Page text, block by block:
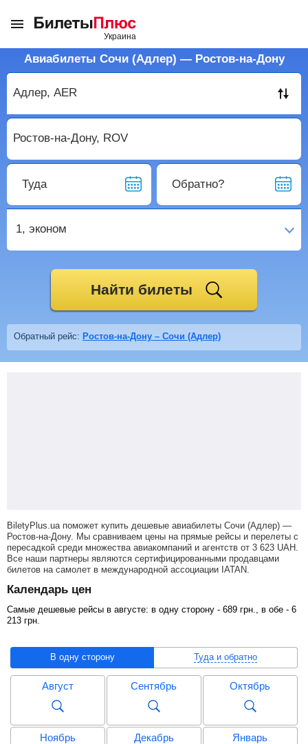
Авиабилеты Сочи (Адлер) — Ростов-на-Дону
Туда Обратно?
1, эконом
Найти билеты
Обратный рейс: Ростов-на-Дону – Сочи (Адлер)
BiletyPlus.ua поможет купить дешевые авиабилеты Сочи (Адлер) —
Ростов-на-Дону. Мы сравниваем цены на прямые рейсы и перелеты с
пересадкой среди множества авиакомпаний и агентств от 3 623 UAH
Все наши партнеры являются сертифицированными продавцами
билетов на самолет в международной ассоциации IATAN.
Календарь цен
Самые дешевые рейсы в августе: в одну сторону - 689 грн ., в обе - 6
213 грн
В одну сторону Туда и обратно
Август Сентябрь Октябрь
Ноябрь Декабрь Январь